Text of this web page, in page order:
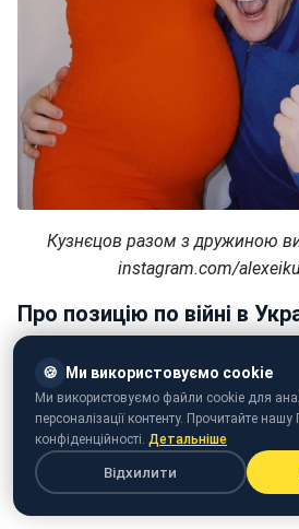
Кузнєцов разом з дружиною
instagram.com/
Про позицію по війні в
початку повномасштабного
що підтримує рідну країну та
волонтерством. Він створив
Ukraine і досі продовжує
соцмережах.
🍪 Ми використовуємо cookie
Ми використовуємо файли cookie для
персоналізації контенту. Прочитайте нашу
конфіденційності. Детальніше
Відхилити